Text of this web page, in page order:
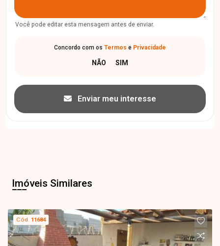
Você pode editar esta mensagem antes de enviar.
Concordo com os Termos e Privacidade
Enviar meu interesse
Imóveis Similares
Cód. 11684